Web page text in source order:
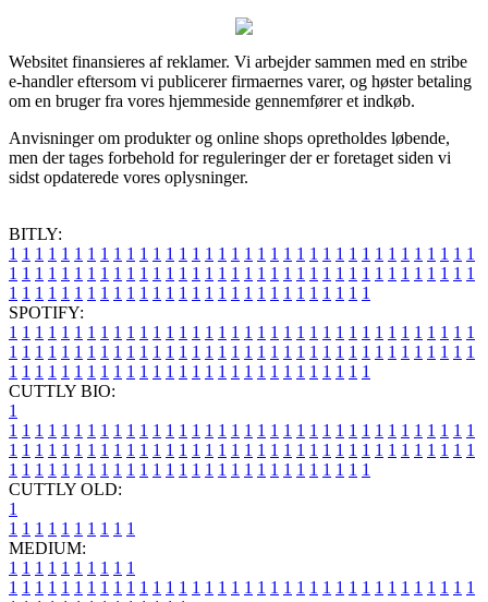
Websitet finansieres af reklamer. Vi arbejder sammen med en stribe
e-handler eftersom vi publicerer firmaernes varer, og høster betaling
om en bruger fra vores hjemmeside gennemfører et indkøb.
Anvisninger om produkter og online shops opretholdes løbende,
men der tages forbehold for reguleringer der er foretaget siden vi
sidst opdaterede vores oplysninger.
BITLY:
1 1 1 1 1 1 1 1 1 1 1 1 1 1 1 1 1 1 1 1 1 1 1 1 1 1 1 1 1 1 1 1 1 1 1 1
1 1 1 1 1 1 1 1 1 1 1 1 1 1 1 1 1 1 1 1 1 1 1 1 1 1 1 1 1 1 1 1 1 1 1 1
1 1 1 1 1 1 1 1 1 1 1 1 1 1 1 1 1 1 1 1 1 1 1 1 1 1 1 1
SPOTIFY:
1 1 1 1 1 1 1 1 1 1 1 1 1 1 1 1 1 1 1 1 1 1 1 1 1 1 1 1 1 1 1 1 1 1 1 1
1 1 1 1 1 1 1 1 1 1 1 1 1 1 1 1 1 1 1 1 1 1 1 1 1 1 1 1 1 1 1 1 1 1 1 1
1 1 1 1 1 1 1 1 1 1 1 1 1 1 1 1 1 1 1 1 1 1 1 1 1 1 1 1
CUTTLY BIO:
1
1 1 1 1 1 1 1 1 1 1 1 1 1 1 1 1 1 1 1 1 1 1 1 1 1 1 1 1 1 1 1 1 1 1 1 1
1 1 1 1 1 1 1 1 1 1 1 1 1 1 1 1 1 1 1 1 1 1 1 1 1 1 1 1 1 1 1 1 1 1 1 1
1 1 1 1 1 1 1 1 1 1 1 1 1 1 1 1 1 1 1 1 1 1 1 1 1 1 1 1
CUTTLY OLD:
1
1 1 1 1 1 1 1 1 1 1
MEDIUM:
1 1 1 1 1 1 1 1 1 1
1 1 1 1 1 1 1 1 1 1 1 1 1 1 1 1 1 1 1 1 1 1 1 1 1 1 1 1 1 1 1 1 1 1 1 1